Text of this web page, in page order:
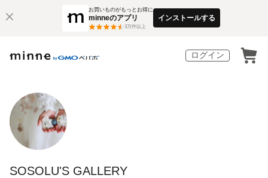
お買いものがもっとお得に
minneのアプリ
3万件以上
インストールする
ログイン
SOSOLU'S GALLERY